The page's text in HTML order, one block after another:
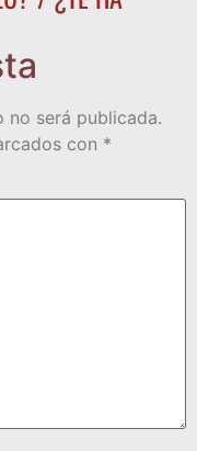
no será publicada.
con *